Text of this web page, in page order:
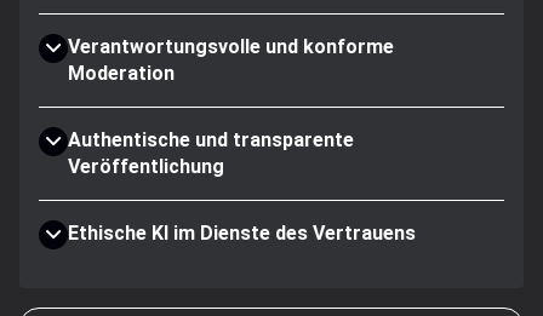
Verantwortungsvolle und konforme
Moderation
Authentische und transparente
Veröffentlichung
Ethische KI im Dienste des Vertrauens